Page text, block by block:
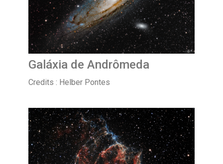
Galáxia de Andrômeda
Credits : Helber Pontes